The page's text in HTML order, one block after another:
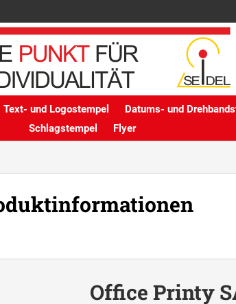
Text- und Logostempel Datums- und
Schlagstempel
Flyer
Office Printy